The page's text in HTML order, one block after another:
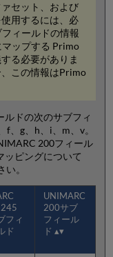
セット、および
用するには、必
ィールドの情報
ップする Primo
る必要がありま
この情報はPrimo
ルドの次のサブフィ
f、g、h、i、m、v。
200フィール
ッピングについて
。
フィ
ド
UNIMARC
200サブ
フィール
ド